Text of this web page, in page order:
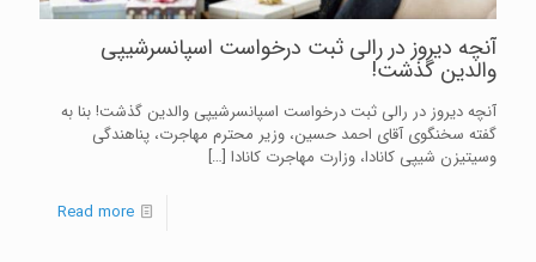
آنچه دیروز در رالی ثبت درخواست اسپانسرشیپی
والدین گذشت!
آنچه دیروز در رالی ثبت درخواست اسپانسرشیپی والدین گذشت! بنا به
گفته سخنگوی آقای احمد حسین، وزیر محترم مهاجرت، پناهندگی
و‌سیتیزن شیپی کانادا، وزارت مهاجرت کانادا […]
Read more